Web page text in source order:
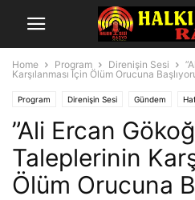
Home Program Direnişin Sesi
Karşılanması İçin Ölüm Orucuna
Program Direnişin Sesi Gündem
”Ali Ercan
Taleplerinin
Ölüm Orucuna